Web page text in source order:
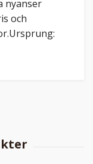
nyanser
och